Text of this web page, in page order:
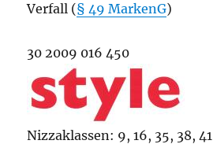
Verfall (§ 49 MarkenG)
30 2009 016 450
Nizzaklassen: 9, 16, 35, 38, 41